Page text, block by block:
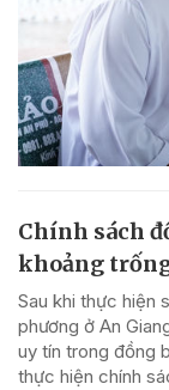
Chính sách
khoảng
Sau khi thực hiện
phương ở An
uy tín trong đồng
thực hiện chính